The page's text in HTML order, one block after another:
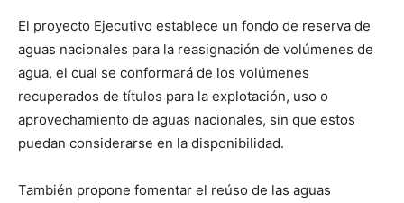
El proyecto Ejecutivo establece un fondo de reserva de
aguas nacionales para la reasignación de volúmenes de
agua, el cual se conformará de los volúmenes
recuperados de títulos para la explotación, uso o
aprovechamiento de aguas nacionales, sin que estos
puedan considerarse en la disponibilidad.
También propone fomentar el reúso de las aguas